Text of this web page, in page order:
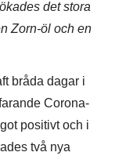
det stora
Zorn-öl och en
bråda dagar i
Corona-
positivt och i
två nya